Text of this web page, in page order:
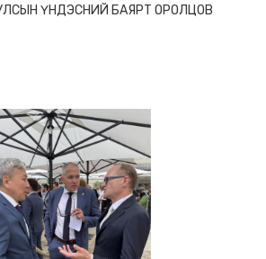
ҮНДЭСНИЙ БАЯРТ ОРОЛЦОВ